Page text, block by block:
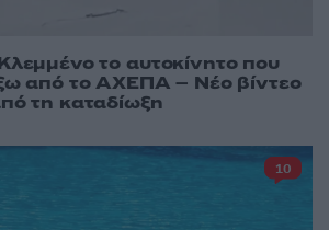
το αυτοκίνητο που
από το ΑΧΕΠΑ – Νέο βίντεο
τη καταδίωξη
10